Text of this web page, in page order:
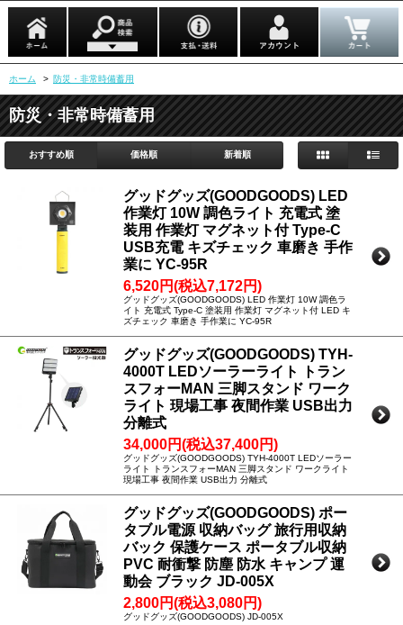
ホーム > 防災・非常時備蓄用
防災・非常時備蓄用
おすすめ順 価格順 新着順
グッドグッズ(GOODGOODS) LED
作業灯 10W 調色ライト 充電式 塗
装用 作業灯 マグネット付 Type-C
USB充電 キズチェック 車磨き 手作
業に YC-95R
6,520円(税込7,172円)
グッドグッズ(GOODGOODS) LED 作業灯 10W 調色ラ
イト 充電式 Type-C 塗装用 作業灯 マグネット付 LED キ
ズチェック 車磨き 手作業に YC-95R
グッドグッズ(GOODGOODS) TYH-
4000T LEDソーラーライト トラン
スフォーMAN 三脚スタンド ワーク
ライト 現場工事 夜間作業 USB出力
分離式
34,000円(税込37,400円)
グッドグッズ(GOODGOODS) TYH-4000T LEDソーラー
ライト トランスフォーMAN 三脚スタンド ワークライト
現場工事 夜間作業 USB出力 分離式
グッドグッズ(GOODGOODS) ポー
タブル電源 収納バッグ 旅行用収納
バック 保護ケース ポータブル収納
PVC 耐衝撃 防塵 防水 キャンプ 運
動会 ブラック JD-005X
2,800円(税込3,080円)
グッドグッズ(GOODGOODS) JD-005X